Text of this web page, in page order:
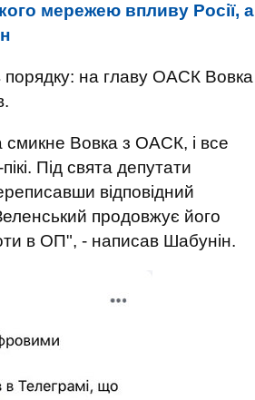
мережею впливу Росії, а
на главу ОАСК Вовка
Вовка з ОАСК, і все
пікі. Під свята депутати
відповідний
продовжує його
в ОП", - написав Шабунін.